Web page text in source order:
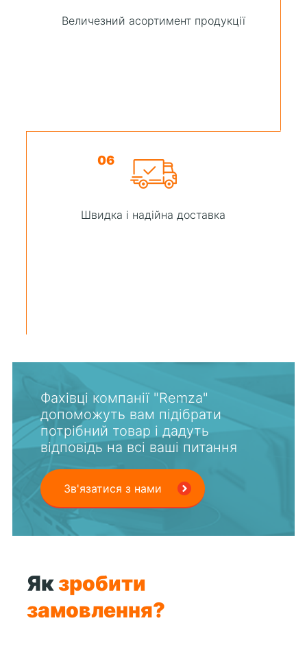
Величезний асортимент продукції
06
Швидка і надійна доставка
Фахівці компанії "Remza"
допоможуть вам підібрати
потрібний товар і дадуть
відповідь на всі ваші питання
Зв'язатися з нами
Якзробити
замовлення?